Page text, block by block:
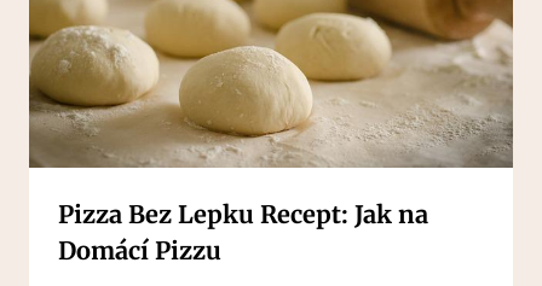
Pizza Bez Lepku Recept: Jak na
Domácí Pizzu